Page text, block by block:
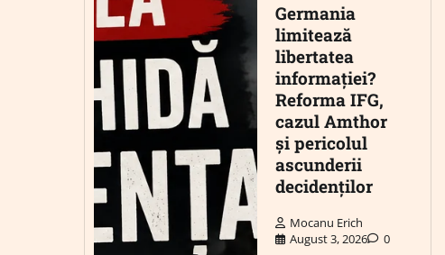
Germania
limitează
libertatea
informației?
Reforma IFG,
cazul Amthor
și pericolul
ascunderii
decidenților
Mocanu Erich
August 3, 2026
0